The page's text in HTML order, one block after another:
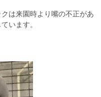
は来園時より嘴の不正があ
います。